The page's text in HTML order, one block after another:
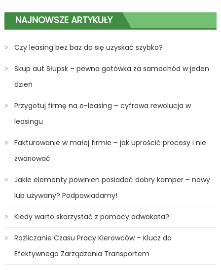
NAJNOWSZE ARTYKUŁY
Czy leasing bez baz da się uzyskać szybko?
Skup aut Słupsk – pewna gotówka za samochód w jeden
dzień
Przygotuj firmę na e-leasing – cyfrowa rewolucja w
leasingu
Fakturowanie w małej firmie – jak uprościć procesy i nie
zwariować
Jakie elementy powinien posiadać dobry kamper – nowy
lub używany? Podpowiadamy!
Kiedy warto skorzystać z pomocy adwokata?
Rozliczanie Czasu Pracy Kierowców – Klucz do
Efektywnego Zarządzania Transportem